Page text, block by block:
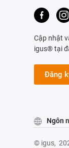
Cập nhật
igus® tại
Đăng
Ngôn
© igus,